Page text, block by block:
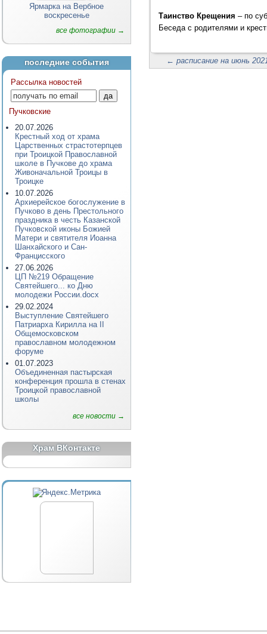
Ярмарка на Вербное
воскресенье
все фотографии →
последние события
Рассылка новостей
Пучковские
20.07.2026
Крестный ход от храма
Царственных страстотерпцев
при Троицкой Православной
школе в Пучкове до храма
Живоначальной Троицы в
Троицке
10.07.2026
Архиерейское богослужение в
Пучково в день Престольного
праздника в честь Казанской
Пучковской иконы Божией
Матери и святителя Иоанна
Шанхайского и Сан-
Францисского
27.06.2026
ЦП №219 Обращение
Святейшего... ко Дню
молодежи России.docx
29.02.2024
Выступление Святейшего
Патриарха Кирилла на II
Общемосковском
православном молодежном
форуме
01.07.2023
Объединенная пастырская
конференция прошла в стенах
Троицкой православной
школы
все новости →
Храм ВКонтакте
Таинство Крещения – по
Беседа с родителями и
← расписание на июнь